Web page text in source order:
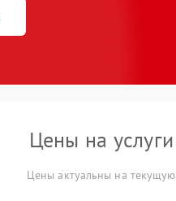
Цены на
Цены актуальны на